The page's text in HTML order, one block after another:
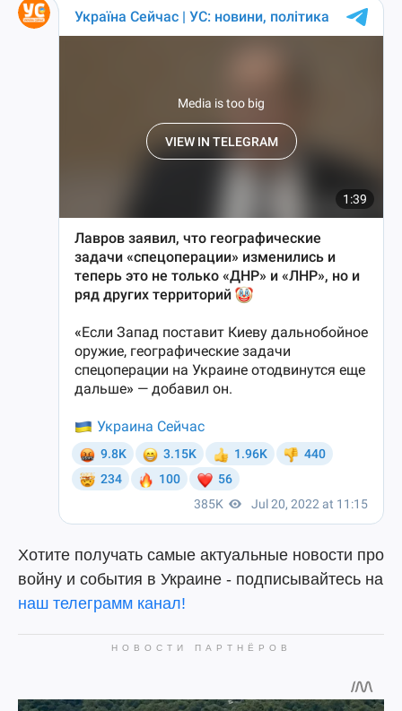
Хотите получать самые актуальные новости про
войну и события в Украине - подписывайтесь на
наш телеграмм канал!